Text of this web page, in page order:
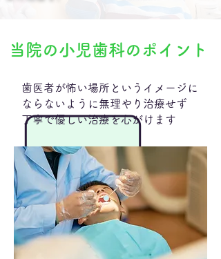
​当院の小児歯科のポイント
歯医者が怖い場所というイメージに
ならないように無理やり治療せず
丁寧で優しい治療を心がけます